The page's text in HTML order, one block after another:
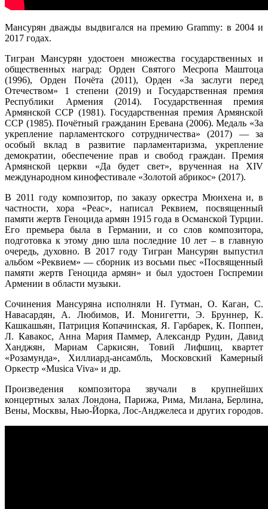
Мансурян дважды выдвигался на премию Grammy: в 2004 и
2017 годах.
Тигран Мансурян удостоен множества государственных и
общественных наград: Орден Святого Месропа Маштоца
(1996), Орден Почёта (2011), Орден «За заслуги перед
Отечеством» 1 степени (2019) и Государственная премия
Республики Армения (2014). Государственная премия
Армянской ССР (1981). Государственная премия Армянской
ССР (1985). Почётный гражданин Еревана (2006). Медаль «За
укрепление парламентского сотрудничества» (2017) — за
особый вклад в развитие парламентаризма, укрепление
демократии, обеспечение прав и свобод граждан. Премия
Армянской церкви «Да будет свет», врученная на XIV
международном кинофестивале «Золотой абрикос» (2017).
В 2011 году композитор, по заказу оркестра Мюнхена и, в
частности, хора «Реас», написал Реквием, посвященный
памяти жертв Геноцида армян 1915 года в Османской Турции.
Его премьера была в Германии, и со слов композитора,
подготовка к этому дню шла последние 10 лет – в главную
очередь, духовно. В 2017 году Тигран Мансурян выпустил
альбом «Реквием» — сборник из восьми пьес «Посвященный
памяти жертв Геноцида армян» и был удостоен Госпремии
Армении в области музыки.
Сочинения Мансуряна исполняли Н. Гутман, О. Каган, С.
Навасардян, А. Любимов, И. Монигетти, Э. Бруннер, К.
Кашкашьян, Патриция Копачинская, Я. Гарбарек, К. Поппен,
Л. Кавакос, Анна Мария Паммер, Александр Рудин, Давид
Ханджян, Мариам Саркисян, Товий Лифшиц, квартет
«Розамунда», Хиллиард-ансамбль, Московский Камерный
Оркестр «Musica Viva» и др.
Произведения композитора звучали в крупнейших
концертных залах Лондона, Парижа, Рима, Милана, Берлина,
Вены, Москвы, Нью-Йорка, Лос-Анджелеса и других городов.